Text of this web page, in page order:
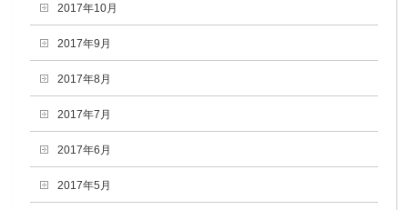
2017年10月
2017年9月
2017年8月
2017年7月
2017年6月
2017年5月